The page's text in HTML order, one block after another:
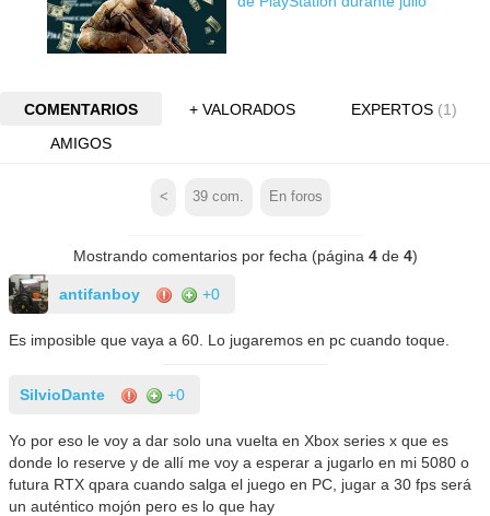
COMENTARIOS + VALORADOS EXPERTOS (1)
AMIGOS
< 39 com. En foros
Mostrando comentarios por fecha (página 4de 4)
antifanboy +0
Es imposible que vaya a 60. Lo jugaremos en pc cuando toque.
SilvioDante +0
Yo por eso le voy a dar solo una vuelta en Xbox series x que es
donde lo reserve y de allí me voy a esperar a jugarlo en mi 5080 o
futura RTX qpara cuando salga el juego en PC, jugar a 30 fps será
un auténtico mojón pero es lo que hay